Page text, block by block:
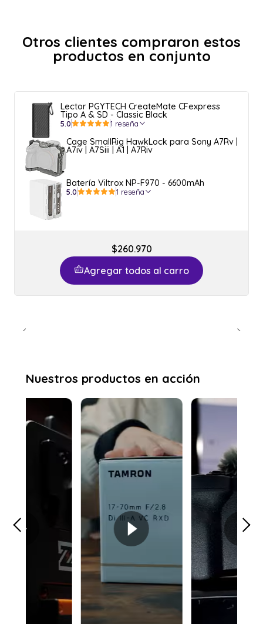
Otros clientes compraron estos
productos en conjunto
Lector PGYTECH CreateMate CFexpress
Tipo A & SD - Classic Black
5.0 1 reseña
Cage SmallRig HawkLock para Sony A7Rv |
A7iv | A7Siii | A1 | A7Riv
Batería Viltrox NP-F970 - 6600mAh
5.0 1 reseña
$260.970
Agregar todos al carro